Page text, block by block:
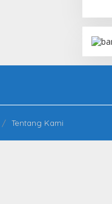
Tentang Kami